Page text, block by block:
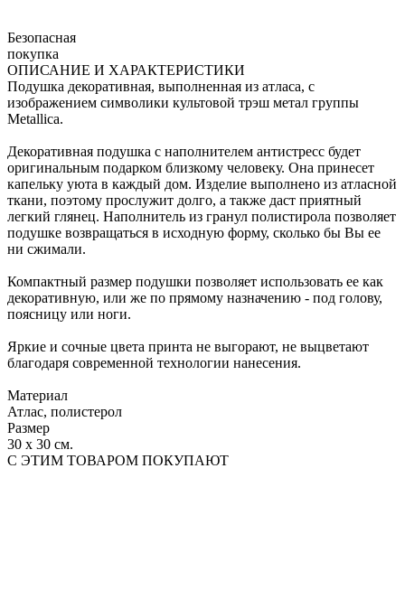
Безопасная
покупка
ОПИСАНИЕ И ХАРАКТЕРИСТИКИ
Подушка декоративная, выполненная из атласа, с
изображением символики культовой трэш метал группы
Metallica.
Декоративная подушка с наполнителем антистресс будет
оригинальным подарком близкому человеку. Она принесет
капельку уюта в каждый дом. Изделие выполнено из атласной
ткани, поэтому прослужит долго, а также даст приятный
легкий глянец. Наполнитель из гранул полистирола позволяет
подушке возвращаться в исходную форму, сколько бы Вы ее
ни сжимали.
Компактный размер подушки позволяет использовать ее как
декоративную, или же по прямому назначению - под голову,
поясницу или ноги.
Яркие и сочные цвета принта не выгорают, не выцветают
благодаря современной технологии нанесения.
Материал
Атлас, полистерол
Размер
30 х 30 см.
С ЭТИМ ТОВАРОМ ПОКУПАЮТ